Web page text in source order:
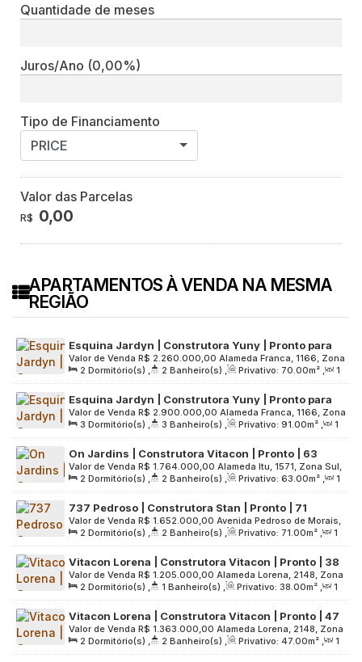
Quantidade de meses
Juros/Ano (0,00%)
Tipo de Financiamento
PRICE
Valor das Parcelas
R$ 0,00
APARTAMENTOS À VENDA NA MESMA
REGIÃO
Esquina Jardyn | Construtora Yuny | Pronto para
Morar | 70 Metros | 02 Dormitórios | Suíte |
Varanda Social | 01 Vaga
R$ 2.260.000,00
Valor de Venda
Alameda Franca, 1166, Zona
Oeste, 01422-001, Jardim Paulista, São Paulo, São Paulo,
Brasil
2 Dormitório(s) , 2 Banheiro(s) , Privativo: 70.00m² ,
1
Sala(s) , 1 Suíte(s) , 1 Vaga(s) , Útil: 70.00m² ,
Terreno:
1318.00m²
Esquina Jardyn | Construtora Yuny | Pronto para
Morar | 91 Metros | 03 Dormitórios | Suíte | Lavabo |
01 Vaga
R$ 2.900.000,00
Valor de Venda
Alameda Franca, 1166, Zona
Oeste, 01422-001, Jardim Paulista, São Paulo, São Paulo,
Brasil
3 Dormitório(s) , 3 Banheiro(s) , Privativo: 91.00m² ,
1
Sala(s) , 1 Suíte(s) , 1 Vaga(s) , Útil: 91.00m² ,
Terreno:
1318 .00m²
On Jardins | Construtora Vitacon | Pronto | 63
metros | 02 dormitórios | suíte | varanda
R$ 1.764.000,00
Valor de Venda
Alameda Itu, 1571, Zona Sul,
01421-005, Jardim Paulista, São Paulo, São Paulo, Brasil
2 Dormitório(s) , 2 Banheiro(s) , Privativo: 63.00m² ,
1
Sala(s) , 1 Suíte(s) , Útil: 63.00m² , Terreno: 1131.00m²
737 Pedroso | Construtora Stan | Pronto | 71
metros | 02 dormitórios | suíte | varanda | 01 vaga
R$ 1.652.000,00
Valor de Venda
Avenida Pedroso de Morais,
737, Zona Oeste, 05419-000, Pinheiros, São Paulo, São
Paulo, Brasil
2 Dormitório(s) , 2 Banheiro(s) , Privativo: 71.00m² ,
1
Sala(s) , 1 Suíte(s) , 1 Vaga(s) , Útil: 71.00m² ,
Terreno:
2140.00m²
Vitacon Lorena | Construtora Vitacon | Pronto | 38
metros | 02 dormitórios | com varanda
R$ 1.205.000,00
Valor de Venda
Alameda Lorena, 2148, Zona
Sul, 01424-001, Jardim Paulista, São Paulo, São Paulo, Brasil
2 Dormitório(s) , 1 Banheiro(s) , Privativo: 38.00m² ,
1
Sala(s) , Útil: 38.00m² , Terreno: 963.00m²
Vitacon Lorena | Construtora Vitacon | Pronto | 47
metros | 02 dormitórios | suíte | lavabo | varanda
R$ 1.363.000,00
Valor de Venda
Alameda Lorena, 2148, Zona
Sul, 01424-001, Jardim Paulista, São Paulo, São Paulo, Brasil
2 Dormitório(s) , 2 Banheiro(s) , Privativo: 47.00m² ,
1
Sala(s) , 1 Suíte(s) , Útil: 47.00m² , Terreno: 963.00m²